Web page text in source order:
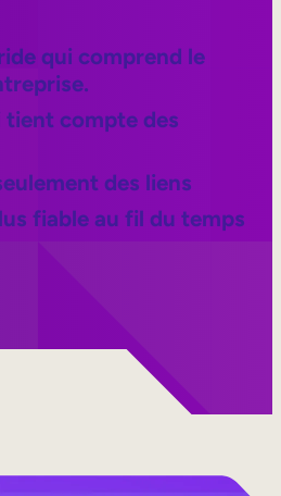
qui comprend le
tient compte des
des liens
fiable au fil du temps